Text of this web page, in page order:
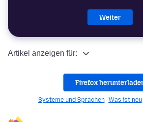
Weiter
Artikel anzeigen für:
Firefox
Systeme und Sprachen Was ist neu